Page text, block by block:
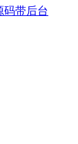
码带后台